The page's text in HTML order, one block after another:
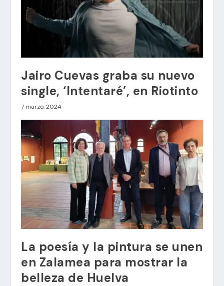
Jairo Cuevas graba su nuevo
single, ‘Intentaré’, en Riotinto
7 marzo, 2024
La poesía y la pintura se unen
en Zalamea para mostrar la
belleza de Huelva